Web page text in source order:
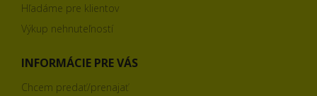
Hľadáme pre klientov
Výkup nehnuteľností
INFORMÁCIE PRE VÁS
Chcem predať/prenajať